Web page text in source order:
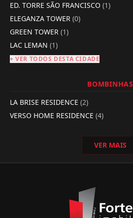
ED. TORRE SÃO FRANCISCO (1)
ELEGANZA TOWER (0)
GREEN TOWER (1)
LAC LEMAN (1)
+ VER TODOS DESTA CIDADE
BOMBINHAS
LA BRISE RESIDENCE (2)
VERSO HOME RESIDENCE (4)
VER MAIS